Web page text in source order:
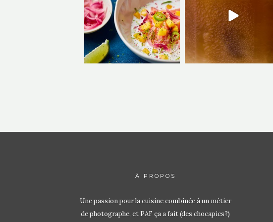
À PROPOS
Une passion pour la cuisine combinée à un métier
de photographe, et PAF ça a fait (des chocapics?)